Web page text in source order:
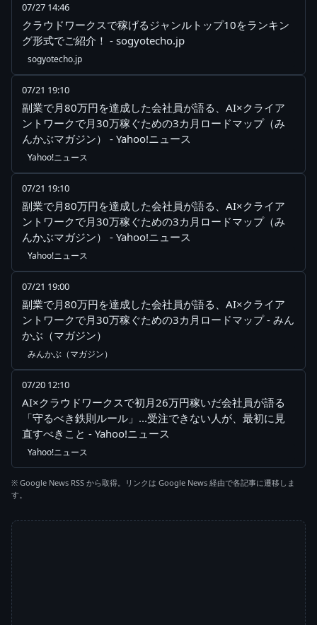
07/27 14:46
クラウドワークスで稼げるジャンルトップ10をランキン
グ形式でご紹介！ - sogyotecho.jp
sogyotecho.jp
07/21 19:10
副業で月80万円を達成した会社員が語る、AI×クライア
ントワークで月30万稼ぐための3カ月ロードマップ（み
んかぶマガジン） - Yahoo!ニュース
Yahoo!ニュース
07/21 19:10
副業で月80万円を達成した会社員が語る、AI×クライア
ントワークで月30万稼ぐための3カ月ロードマップ（み
んかぶマガジン） - Yahoo!ニュース
Yahoo!ニュース
07/21 19:00
副業で月80万円を達成した会社員が語る、AI×クライア
ントワークで月30万稼ぐための3カ月ロードマップ - みん
かぶ（マガジン）
みんかぶ（マガジン）
07/20 12:10
AI×クラウドワークスで初月26万円稼いだ会社員が語る
「守るべき鉄則ルール」...受注できない人が、最初に見
直すべきこと - Yahoo!ニュース
Yahoo!ニュース
※ Google News RSS から取得。リンクは Google News 経由で各記事に遷移しま
す。